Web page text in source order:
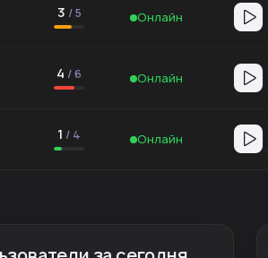
3 / 5 Онлайн
4 /6 Онлайн
1 / 4 Онлайн